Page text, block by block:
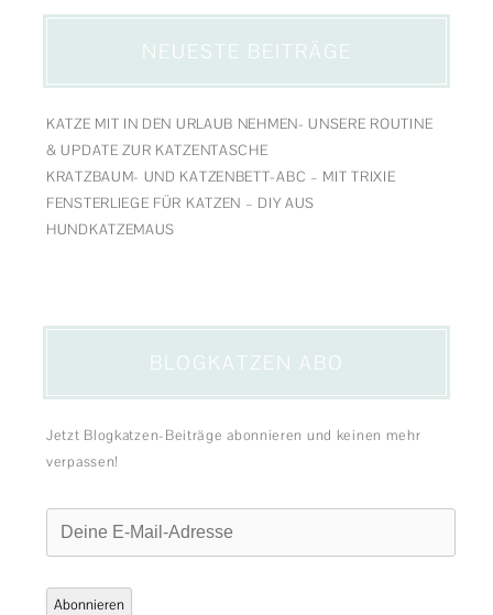
NEUESTE BEITRÄGE
KATZE MIT IN DEN URLAUB NEHMEN- UNSERE ROUTINE
& UPDATE ZUR KATZENTASCHE
KRATZBAUM- UND KATZENBETT-ABC – MIT TRIXIE
FENSTERLIEGE FÜR KATZEN – DIY AUS
HUNDKATZEMAUS
BLOGKATZEN ABO
Jetzt Blogkatzen-Beiträge abonnieren und keinen mehr
verpassen!
Deine
Adresse
Abonnieren